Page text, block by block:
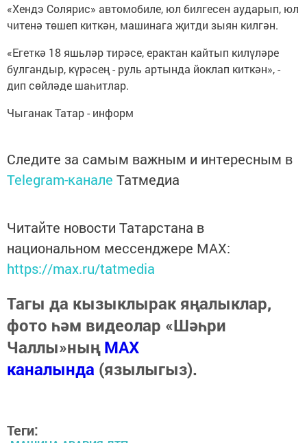
«Хендэ Солярис» автомобиле, юл билгесен аударып, юл
читенә төшеп киткән, машинага җитди зыян килгән.
«Егеткә 18 яшьләр тирәсе, ерактан кайтып килүләре
булгандыр, күрәсең - руль артында йоклап киткән», -
дип сөйләде шаһитлар.
Чыганак Татар - информ
Следите за самым важным и интересным в
Telegram-канале Татмедиа
Читайте новости Татарстана в
национальном мессенджере MАХ:
https://max.ru/tatmedia
Тагы да кызыклырак яңалыклар,
фото һәм видеолар «Шәһри
Чаллы»ныңMAX
каналында (язылыгыз).
Теги: